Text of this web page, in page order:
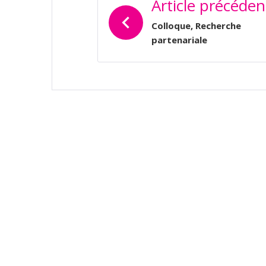
DE
L’ARTICLE
Article
Colloque, Recherche
partenariale